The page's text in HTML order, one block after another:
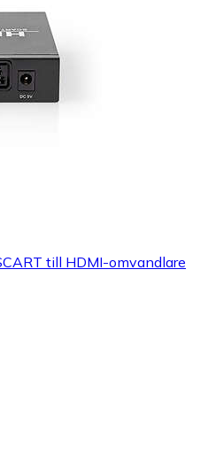
till HDMI-omvandlare